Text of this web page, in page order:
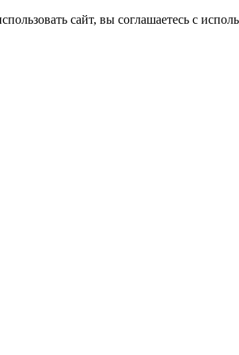
сайт, вы соглашаетесь с